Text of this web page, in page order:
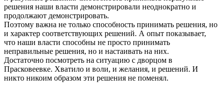
решения наши власти демонстрировали неоднократно и
продолжают демонстрировать.
Поэтому важна не только способность принимать решения, но
и характер соответствующих решений. А опыт показывает,
что наши власти способны не просто принимать
неправильные решения, но и настаивать на них.
Достаточно посмотреть на ситуацию с дворцом в
Прасковеевке. Хватило и воли, и желания, и решений. И
никто никоим образом эти решения не поменял.